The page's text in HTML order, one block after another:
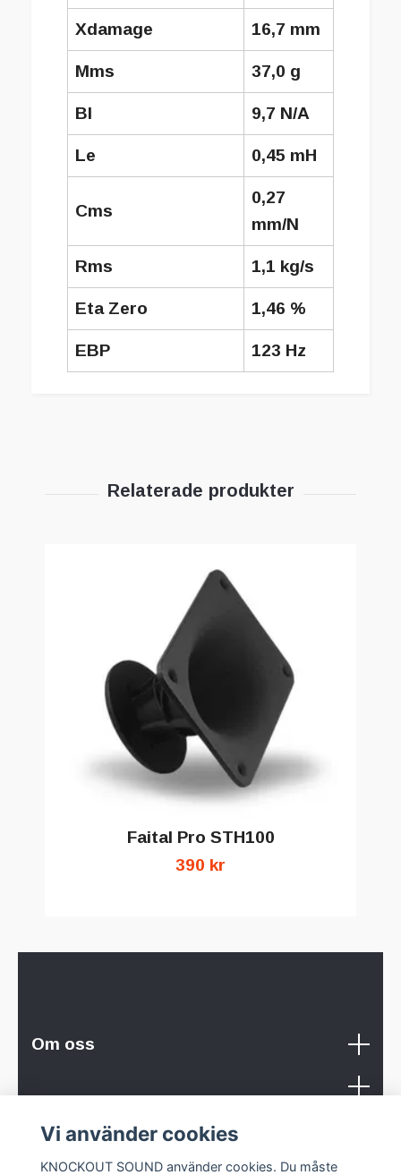
Xdamage 16,7 mm
Mms 37,0 g
Bl 9,7 N/A
Le 0,45 mH
Cms
0,27
mm/N
Rms 1,1 kg/s
Eta Zero 1,46 %
EBP 123 Hz
Faital Pro STH100
390 kr
Om oss
Sociala medier
Vi använder cookies
KNOCKOUT SOUND använder cookies. Du måste